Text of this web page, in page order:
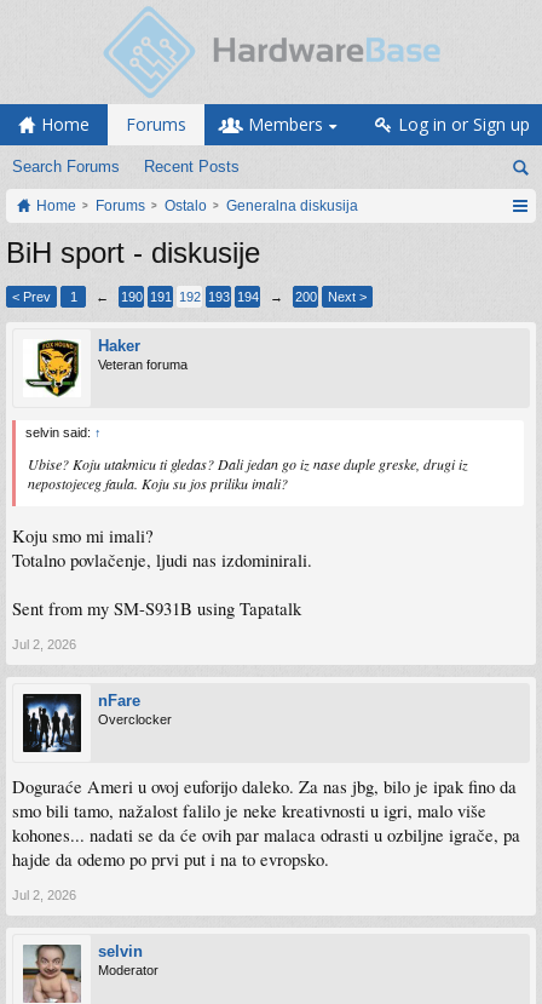
Home Forums
Search Forums Recent Posts
Members Log in or Sign up
Home Forums Ostalo Generalna diskusija
BiH sport - diskusije
< Prev 1 ← 190 191 192 193 194 → 200 Next >
Haker
Veteran foruma
selvin said: ↑
Ubise? Koju utakmicu ti gledas? Dali jedan go iz nase duple greske, drugi iz
nepostojeceg faula. Koju su jos priliku imali?
Koju smo mi imali?
Totalno povlačenje, ljudi nas izdominirali.
Sent from my SM-S931B using Tapatalk
Jul 2, 2026
nFare
Overclocker
Doguraće Ameri u ovoj euforijo daleko. Za nas jbg, bilo je ipak fino da
smo bili tamo, nažalost falilo je neke kreativnosti u igri, malo više
kohones... nadati se da će ovih par malaca odrasti u ozbiljne igrače, pa
hajde da odemo po prvi put i na to evropsko.
Jul 2, 2026
selvin
Moderator